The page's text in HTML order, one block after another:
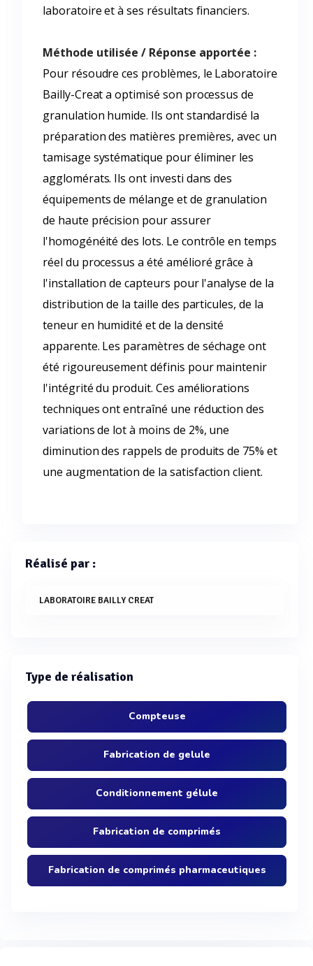
laboratoire et à ses résultats financiers.
Méthode utilisée / Réponse apportée :
Pour résoudre ces problèmes, le Laboratoire
Bailly-Creat a optimisé son processus de
granulation humide. Ils ont standardisé la
préparation des matières premières, avec un
tamisage systématique pour éliminer les
agglomérats. Ils ont investi dans des
équipements de mélange et de granulation
de haute précision pour assurer
l'homogénéité des lots. Le contrôle en temps
réel du processus a été amélioré grâce à
l'installation de capteurs pour l'analyse de la
distribution de la taille des particules, de la
teneur en humidité et de la densité
apparente. Les paramètres de séchage ont
été rigoureusement définis pour maintenir
l'intégrité du produit. Ces améliorations
techniques ont entraîné une réduction des
variations de lot à moins de 2%, une
diminution des rappels de produits de 75% et
une augmentation de la satisfaction client.
Réalisé par :
LABORATOIRE BAILLY CREAT
Type de réalisation
Compteuse
Fabrication de gelule
Conditionnement gélule
Fabrication de comprimés
Fabrication de comprimés pharmaceutiques